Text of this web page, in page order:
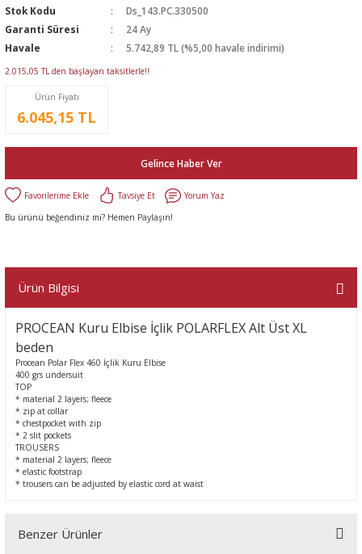
Stok Kodu
Ds_143.PC.330500
Garanti Süresi
24 Ay
Havale
5.742,89 TL (%5,00 havale indirimi)
2.015,05 TL den başlayan taksitlerle!!
Ürün Fiyatı
6.045,15 TL
Gelince Haber Ver
Tavsiye Et
Yorum Yaz
Bu ürünü beğendiniz mi? Hemen Paylaşın!
Ürün Bilgisi
PROCEAN Kuru Elbise İçlik POLARFLEX Alt Üst XL
beden
Procean Polar Flex 460 İçlik Kuru Elbise
400 grs undersuit
TOP
* material 2 layers; fleece
* zip at collar
* chestpocket with zip
* 2 slit pockets
TROUSERS
* material 2 layers; fleece
* elastic footstrap
* trousers can be adjusted by elastic cord at waist
Benzer Ürünler